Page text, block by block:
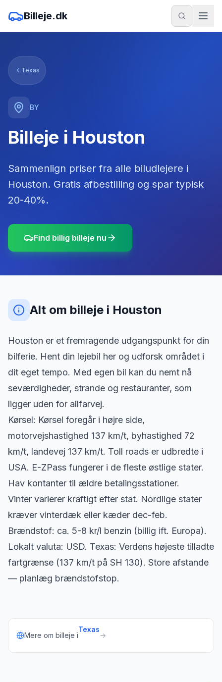
Billeje.dk
Texas
BY
Billeje i Houston
Sammenlign priser fra alle biludlejere i
Houston. Gratis afbestilling og spar typisk
20-40%.
Find billig billeje nu
Alt om billeje i Houston
Houston er et fremragende udgangspunkt for din
bilferie. Hent din lejebil her og udforsk området i
dit eget tempo. Med egen bil kan du nemt nå
seværdigheder, strande og restauranter, som
ligger uden for allfarvej.
Kørsel: Kørsel foregår i højre side,
motorvejshastighed 137 km/t, byhastighed 72
km/t, landevej 137 km/t. Toll roads er udbredte i
USA. E-ZPass fungerer i de fleste østlige stater.
Hav kontanter til ældre betalingsstationer.
Vinter varierer kraftigt efter stat. Nordlige stater
kræver vinterdæk eller kæder dec-feb.
Brændstof: ca. 5-8 kr/l benzin (billig ift. Europa).
Lokalt valuta: USD. Texas: Verdens højeste tilladte
fartgrænse (137 km/t på SH 130). Store afstande
— planlæg brændstofstop.
Mere om billeje i
Texas
→